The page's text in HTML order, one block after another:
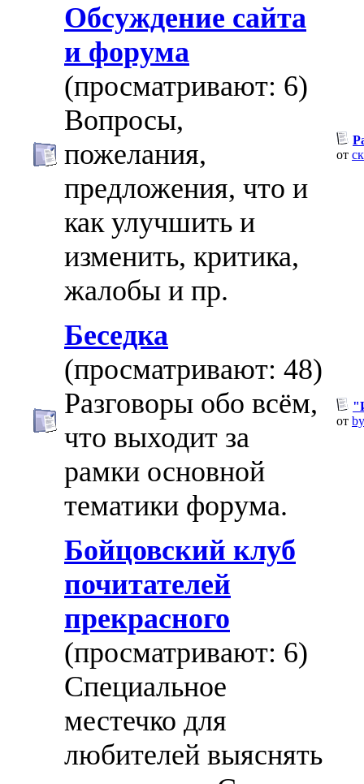
Обсуждение сайта
и форума
(просматривают: 6)
Вопросы,
пожелания,
предложения, что и
как улучшить и
изменить, критика,
жалобы и пр.
от
Беседка
(просматривают: 48)
Разговоры обо всём,
что выходит за
рамки основной
тематики форума.
от
Бойцовский клуб
почитателей
прекрасного
(просматривают: 6)
Специальное
местечко для
любителей выяснять